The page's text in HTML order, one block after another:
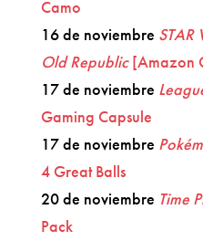
Camo
16 de noviembre STAR
Old Republic[Amazon
17 de noviembre
Gaming Capsule
17 de noviembre
4 Great Balls
20 de noviembre Time
Pack